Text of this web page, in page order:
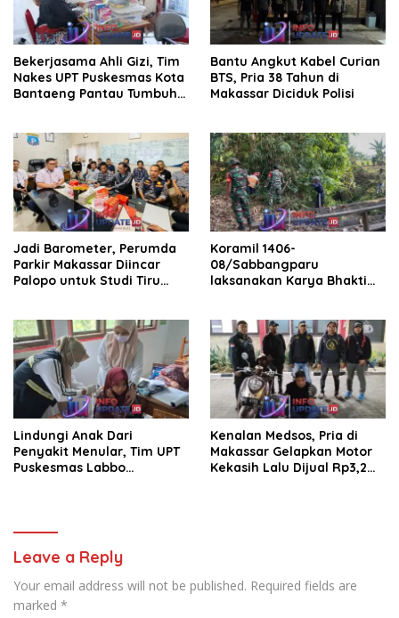
Bekerjasama Ahli Gizi, Tim
Nakes UPT Puskesmas Kota
Bantaeng Pantau Tumbuh
Bantu Angkut Kabel Curian
BTS, Pria 38 Tahun di
Makassar Diciduk Polisi
Jadi Barometer, Perumda
Parkir Makassar Diincar
Palopo untuk Studi Tiru
Koramil 1406-
08/Sabbangparu
laksanakan Karya Bhakti
Lindungi Anak Dari
Penyakit Menular, Tim UPT
Puskesmas Labbo
Kenalan Medsos, Pria di
Makassar Gelapkan Motor
Kekasih Lalu Dijual Rp3,2
Leave a Reply
Your email address will not be published. Required fields are
marked *